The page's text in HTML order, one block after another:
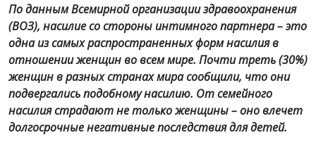
По данным Всемирной организации здравоохранения
(ВОЗ), насилие со стороны интимного партнера – это
одна из самых распространенных форм насилия в
отношении женщин во всем мире. Почти треть (30%)
женщин в разных странах мира сообщили, что они
подвергались подобному насилию. От семейного
насилия страдают не только женщины – оно влечет
долгосрочные негативные последствия для детей.